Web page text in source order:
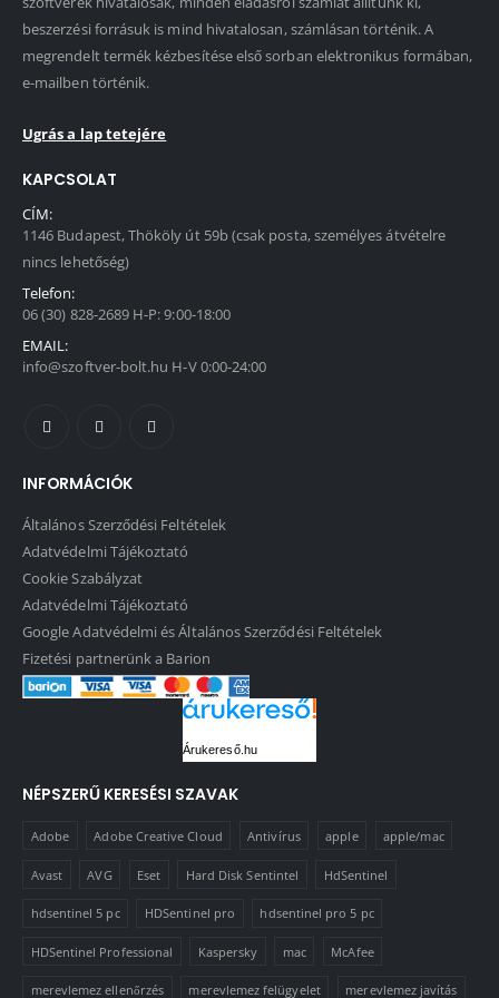
beszerzési forrásuk is mind hivatalosan, számlásan történik. A
megrendelt termék kézbesítése első sorban elektronikus formában,
e-mailben történik.
Ugrás a lap tetejére
KAPCSOLAT
CÍM:
1146 Budapest, Thököly út 59b (csak posta, személyes átvételre
nincs lehetőség)
Telefon:
06 (30) 828-2689 H-P: 9:00-18:00
EMAIL:
info@szoftver-bolt.hu H-V 0:00-24:00
INFORMÁCIÓK
Általános Szerződési Feltételek
Adatvédelmi Tájékoztató
Cookie Szabályzat
Adatvédelmi Tájékoztató
Google Adatvédelmi és Általános Szerződési Feltételek
Fizetési partnerünk a Barion
Árukereső.hu
NÉPSZERŰ KERESÉSI SZAVAK
Adobe Adobe Creative Cloud Antivírus apple apple/mac
Avast AVG Eset Hard Disk Sentintel HdSentinel
hdsentinel 5 pc HDSentinel pro hdsentinel pro 5 pc
HDSentinel Professional Kaspersky mac McAfee
merevlemez ellenőrzés merevlemez felügyelet merevlemez javítás